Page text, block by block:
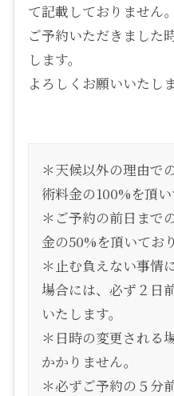
て記載しておりません。
ご予約いただきました
します。
よろしくお願いいたしま
＊天候以外の理由で
術料金の100%を頂い
＊ご予約の前日まで
金の50%を頂いてお
＊止む負えない事情
場合には、必ず２日
いたします。
＊日時の変更される
かかりません。
＊必ずご予約の５分